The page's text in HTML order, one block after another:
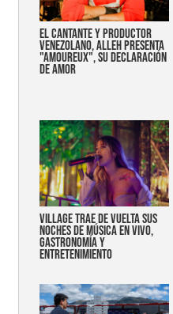
EL CANTANTE Y PRODUCTOR
VENEZOLANO, ALLEH PRESENTA
"AMOUREUX", SU DECLARACIÓN
DE AMOR
Village trae de vuelta sus
noches de música en vivo,
gastronomía y
entretenimiento